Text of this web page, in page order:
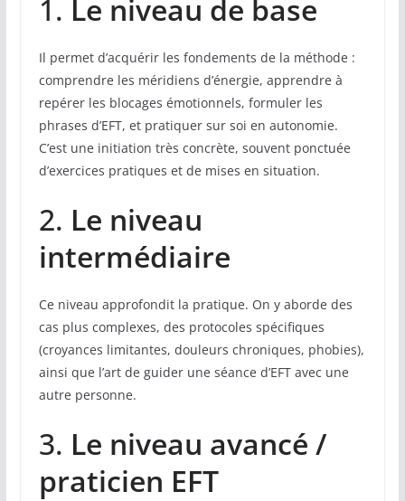
1. Le niveau de base
Il permet d’acquérir les fondements de la méthode :
comprendre les méridiens d’énergie, apprendre à
repérer les blocages émotionnels, formuler les
phrases d’EFT, et pratiquer sur soi en autonomie.
C’est une initiation très concrète, souvent ponctuée
d’exercices pratiques et de mises en situation.
2. Le niveau
intermédiaire
Ce niveau approfondit la pratique. On y aborde des
cas plus complexes, des protocoles spécifiques
(croyances limitantes, douleurs chroniques, phobies),
ainsi que l’art de guider une séance d’EFT avec une
autre personne.
3. Le niveau avancé /
praticien EFT